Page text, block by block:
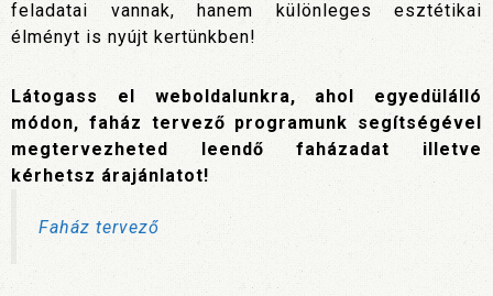
feladatai vannak, hanem különleges esztétikai
élményt is nyújt kertünkben!
Látogass el weboldalunkra, ahol egyedülálló
módon, faház tervező programunk segítségével
megtervezheted leendő faházadat illetve
kérhetsz árajánlatot!
Faház tervező